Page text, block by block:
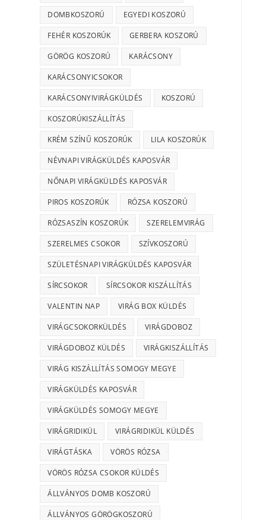
DOMBKOSZORÚ EGYEDI KOSZORÚ
FEHÉR KOSZORÚK GERBERA KOSZORÚ
GÖRÖG KOSZORÚ KARÁCSONY
KARÁCSONYICSOKOR
KARÁCSONYIVIRÁGKÜLDÉS KOSZORÚ
KOSZORÚKISZÁLLÍTÁS
KRÉM SZÍNŰ KOSZORÚK LILA KOSZORÚK
NÉVNAPI VIRÁGKÜLDÉS KAPOSVÁR
NŐNAPI VIRÁGKÜLDÉS KAPOSVÁR
PIROS KOSZORÚK RÓZSA KOSZORÚ
RÓZSASZÍN KOSZORÚK SZERELEMVIRÁG
SZERELMES CSOKOR SZÍVKOSZORÚ
SZÜLETÉSNAPI VIRÁGKÜLDÉS KAPOSVÁR
SÍRCSOKOR SÍRCSOKOR KISZÁLLÍTÁS
VALENTIN NAP VIRÁG BOX KÜLDÉS
VIRÁGCSOKORKÜLDÉS VIRÁGDOBOZ
VIRÁGDOBOZ KÜLDÉS VIRÁGKISZÁLLÍTÁS
VIRÁG KISZÁLLÍTÁS SOMOGY MEGYE
VIRÁGKÜLDÉS KAPOSVÁR
VIRÁGKÜLDÉS SOMOGY MEGYE
VIRÁGRIDIKÜL VIRÁGRIDIKÜL KÜLDÉS
VIRÁGTÁSKA VÖRÖS RÓZSA
VÖRÖS RÓZSA CSOKOR KÜLDÉS
ÁLLVÁNYOS DOMB KOSZORÚ
ÁLLVÁNYOS GÖRÖGKOSZORÚ